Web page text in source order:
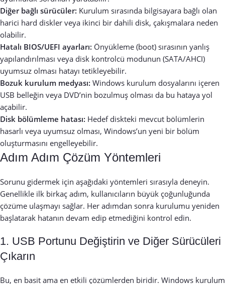
Diğer bağlı sürücüler: Kurulum sırasında bilgisayara bağlı olan
harici hard diskler veya ikinci bir dahili disk, çakışmalara neden
olabilir.
Hatalı BIOS/UEFI ayarları: Önyükleme (boot) sırasının yanlış
yapılandırılması veya disk kontrolcü modunun (SATA/AHCI)
uyumsuz olması hatayı tetikleyebilir.
Bozuk kurulum medyası: Windows kurulum dosyalarını içeren
USB belleğin veya DVD’nin bozulmuş olması da bu hataya yol
açabilir.
Disk bölümleme hatası: Hedef diskteki mevcut bölümlerin
hasarlı veya uyumsuz olması, Windows’un yeni bir bölüm
oluşturmasını engelleyebilir.
Adım Adım Çözüm Yöntemleri
Sorunu gidermek için aşağıdaki yöntemleri sırasıyla deneyin.
Genellikle ilk birkaç adım, kullanıcıların büyük çoğunluğunda
çözüme ulaşmayı sağlar. Her adımdan sonra kurulumu yeniden
başlatarak hatanın devam edip etmediğini kontrol edin.
1. USB Portunu Değiştirin ve Diğer Sürücüleri
Çıkarın
Bu, en basit ama en etkili çözümlerden biridir. Windows kurulum